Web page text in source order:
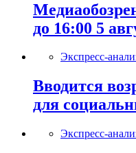
до 16:00 5
Экспресс-
Вводится
для
Экспресс-